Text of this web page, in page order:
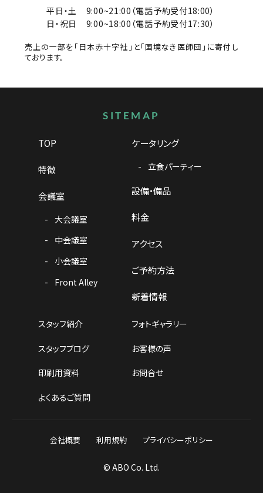
平日・土
9:00~21:00（電話予約受付18:00）
日・祝日
9:00~18:00（電話予約受付17:30）
売上の一部を「日本赤十字社」と「国境なき医師団」に寄付し
ております。
サイトマップ
SITEMAP
TOP
特徴
会議室
大会議室
中会議室
小会議室
Front Alley
ケータリング
立食パーティー
設備・備品
料金
アクセス
ご予約方法
新着情報
スタッフ紹介
スタッフブログ
印刷用資料
よくあるご質問
フォトギャラリー
お客様の声
お問合せ
会社概要 利用規約 プライバシーポリシー
© ABO Co. Ltd.